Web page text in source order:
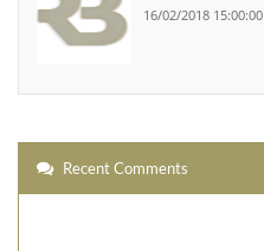
16/02/2018 15:00:00
Recent Comments